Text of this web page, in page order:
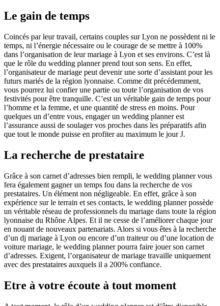
Le gain de temps
Coincés par leur travail, certains couples sur Lyon ne possèdent ni le
temps, ni l’énergie nécessaire ou le courage de se mettre à 100%
dans l’organisation de leur mariage à Lyon et ses environs. C’est là
que le rôle du wedding planner prend tout son sens. En effet,
l’organisateur de mariage peut devenir une sorte d’assistant pour les
futurs mariés de la région lyonnaise. Comme dit précédemment,
vous pourrez lui confier une partie ou toute l’organisation de vos
festivités pour être tranquille. C’est un véritable gain de temps pour
l’homme et la femme, et une quantité de stress en moins. Pour
quelques un d’entre vous, engager un wedding planner est
l’assurance aussi de soulager vos proches dans les préparatifs afin
que tout le monde puisse en profiter au maximum le jour J.
La recherche de prestataire
Grâce à son carnet d’adresses bien rempli, le wedding planner vous
fera également gagner un temps fou dans la recherche de vos
prestataires. Un élément non négligeable. En effet, grâce à son
expérience sur le terrain et ses contacts, le wedding planner possède
un véritable réseau de professionnels du mariage dans toute la région
lyonnaise du Rhône Alpes. Et il ne cesse de l’améliorer chaque jour
en nouant de nouveaux partenariats. Alors si vous êtes à la recherche
d’un dj mariage à Lyon ou encore d’un traiteur ou d’une location de
voiture mariage, le wedding planner pourra faire jouer son carnet
d’adresses. Exigent, l’organisateur de mariage travaille uniquement
avec des prestataires auxquels il a 200% confiance.
Etre à votre écoute à tout moment